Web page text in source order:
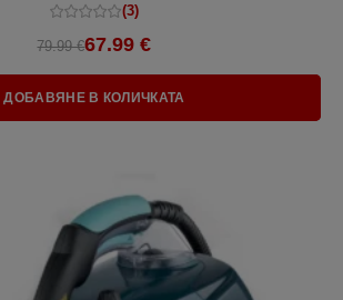
(3)
79.99 €67.99 €
ДОБАВЯНЕ В КОЛИЧКАТА